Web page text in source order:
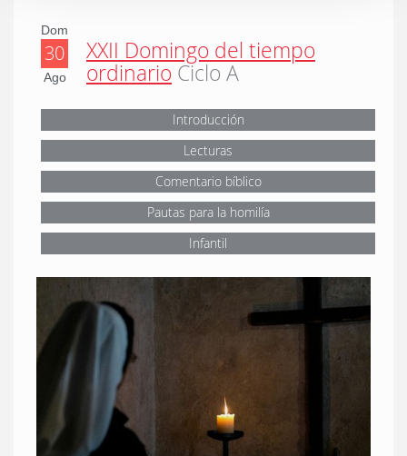
Dom
30
Ago
XXII Domingo del tiempo
ordinario Ciclo A
Introducción
Lecturas
Comentario bíblico
Pautas para la homilía
Infantil